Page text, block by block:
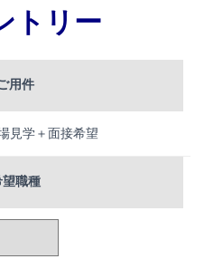
トリー
用件
見学＋面接希望
望職種